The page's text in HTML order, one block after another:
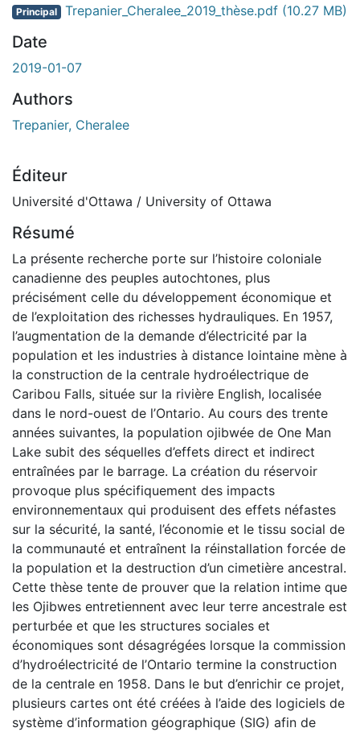
Principal Trepanier_Cheralee_2019_thèse.pdf (10.27 MB)
Date
2019-01-07
Authors
Trepanier, Cheralee
Éditeur
Université d'Ottawa / University of Ottawa
Résumé
La présente recherche porte sur l’histoire coloniale
canadienne des peuples autochtones, plus
précisément celle du développement économique et
de l’exploitation des richesses hydrauliques. En 1957,
l’augmentation de la demande d’électricité par la
population et les industries à distance lointaine mène à
la construction de la centrale hydroélectrique de
Caribou Falls, située sur la rivière English, localisée
dans le nord-ouest de l’Ontario. Au cours des trente
années suivantes, la population ojibwée de One Man
Lake subit des séquelles d’effets direct et indirect
entraînées par le barrage. La création du réservoir
provoque plus spécifiquement des impacts
environnementaux qui produisent des effets néfastes
sur la sécurité, la santé, l’économie et le tissu social de
la communauté et entraînent la réinstallation forcée de
la population et la destruction d’un cimetière ancestral.
Cette thèse tente de prouver que la relation intime que
les Ojibwes entretiennent avec leur terre ancestrale est
perturbée et que les structures sociales et
économiques sont désagrégées lorsque la commission
d’hydroélectricité de l’Ontario termine la construction
de la centrale en 1958. Dans le but d’enrichir ce projet,
plusieurs cartes ont été créées à l’aide des logiciels de
système d’information géographique (SIG) afin de